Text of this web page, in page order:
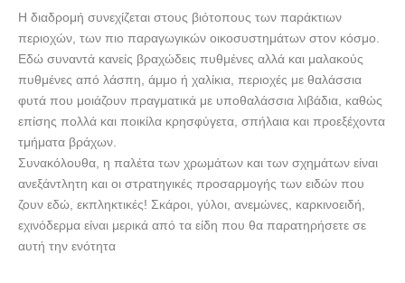
Η διαδρομή συνεχίζεται στους βιότοπους των παράκτιων
περιοχών, των πιο παραγωγικών οικοσυστημάτων στον κόσμο.
Εδώ συναντά κανείς βραχώδεις πυθμένες αλλά και μαλακούς
πυθμένες από λάσπη, άμμο ή χαλίκια, περιοχές με θαλάσσια
φυτά που μοιάζουν πραγματικά με υποθαλάσσια λιβάδια, καθώς
επίσης πολλά και ποικίλα κρησφύγετα, σπήλαια και προεξέχοντα
τμήματα βράχων.
Συνακόλουθα, η παλέτα των χρωμάτων και των σχημάτων είναι
ανεξάντλητη και οι στρατηγικές προσαρμογής των ειδών που
ζουν εδώ, εκπληκτικές! Σκάροι, γύλοι, ανεμώνες, καρκινοειδή,
εχινόδερμα είναι μερικά από τα είδη που θα παρατηρήσετε σε
αυτή την ενότητα